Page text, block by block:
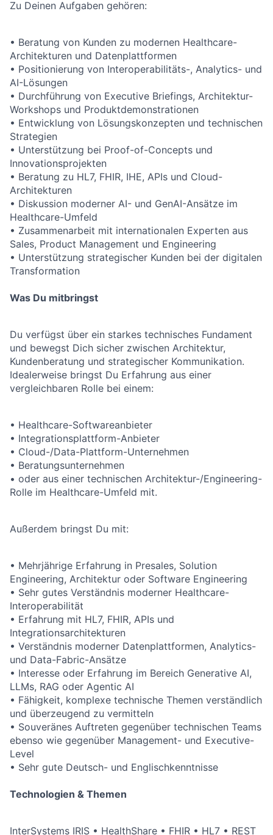
Zu Deinen Aufgaben gehören:
• Beratung von Kunden zu modernen Healthcare-
Architekturen und Datenplattformen
• Positionierung von Interoperabilitäts-, Analytics- und
AI-Lösungen
• Durchführung von Executive Briefings, Architektur-
Workshops und Produktdemonstrationen
• Entwicklung von Lösungskonzepten und technischen
Strategien
• Unterstützung bei Proof-of-Concepts und
Innovationsprojekten
• Beratung zu HL7, FHIR, IHE, APIs und Cloud-
Architekturen
• Diskussion moderner AI- und GenAI-Ansätze im
Healthcare-Umfeld
• Zusammenarbeit mit internationalen Experten aus
Sales, Product Management und Engineering
• Unterstützung strategischer Kunden bei der digitalen
Transformation
Was Du mitbringst
Du verfügst über ein starkes technisches Fundament
und bewegst Dich sicher zwischen Architektur,
Kundenberatung und strategischer Kommunikation.
Idealerweise bringst Du Erfahrung aus einer
vergleichbaren Rolle bei einem:
• Healthcare-Softwareanbieter
• Integrationsplattform-Anbieter
• Cloud-/Data-Plattform-Unternehmen
• Beratungsunternehmen
• oder aus einer technischen Architektur-/Engineering-
Rolle im Healthcare-Umfeld mit.
Außerdem bringst Du mit:
• Mehrjährige Erfahrung in Presales, Solution
Engineering, Architektur oder Software Engineering
• Sehr gutes Verständnis moderner Healthcare-
Interoperabilität
• Erfahrung mit HL7, FHIR, APIs und
Integrationsarchitekturen
• Verständnis moderner Datenplattformen, Analytics-
und Data-Fabric-Ansätze
• Interesse oder Erfahrung im Bereich Generative AI,
LLMs, RAG oder Agentic AI
• Fähigkeit, komplexe technische Themen verständlich
und überzeugend zu vermitteln
• Souveränes Auftreten gegenüber technischen Teams
ebenso wie gegenüber Management- und Executive-
Level
• Sehr gute Deutsch- und Englischkenntnisse
Technologien & Themen
InterSystems IRIS • HealthShare • FHIR • HL7 • REST